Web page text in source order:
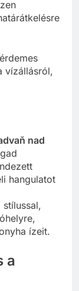
vízállásról,
nad
hangulatot
ízeit.
a